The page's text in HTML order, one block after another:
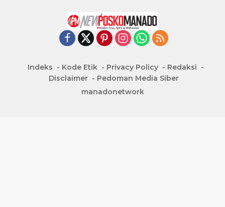
Indeks Kode Etik Privacy Policy
Redaksi
Disclaimer
Pedoman Media Siber
manadonetwork